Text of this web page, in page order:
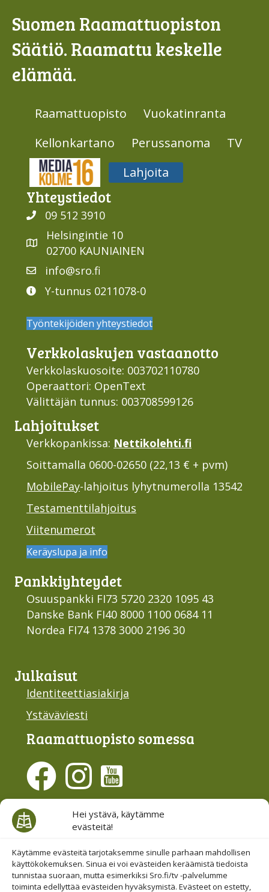
Hei ystävä, käytämme
evästeitä!
Käytämme evästeitä tarjotaksemme sinulle parhaan mahdollisen
käyttökokemuksen. Sinua ei voi evästeiden keräämistä tiedoista
tunnistaa suoraan, mutta esimerkiksi Sro.fi/tv -palvelumme
toiminta edellyttää evästeiden hyväksymistä. Evästeet on estetty,
Suomen Raamattuopiston
Säätiö. Raamattu keskelle
elämää.
Raamattuopisto
Vuokatinranta
Kellonkartano
Perussanoma
TV
Media316
Lahjoita
Yhteys­tiedot
09 512 3910
Helsingintie 10
02700 KAUNIAINEN
info@sro.fi
Y-tunnus 0211078-0
Työntekijöiden yhteystiedot
Verkko­laskujen vastaan­otto
Verkkolaskuosoite: 003702110780
Operaattori: OpenText
Välittäjän tunnus: 003708599126
Lahjoi­tukset
Verkkopankissa: Nettikolehti.fi
Soittamalla 0600-02650 (22,13 € + pvm)
MobilePay-lahjoitus lyhytnumerolla 13542
Testamenttilahjoitus
Viitenumerot
Keräyslupa ja info
Pankki­yhteydet
Osuuspankki FI73 5720 2320 1095 43
Danske Bank FI40 8000 1100 0684 11
Nordea FI74 1378 3000 2196 30
Julkaisut
Identiteettiasiakirja
Ystäväviesti
Raamattu­opisto somessa
Evästesuostumus
Hallinnoi evästeitä
Etsi sivuiltamme